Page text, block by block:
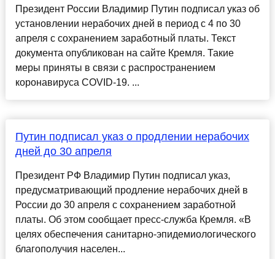
Президент России Владимир Путин подписал указ об
установлении нерабочих дней в период с 4 по 30
апреля с сохранением заработный платы. Текст
документа опубликован на сайте Кремля. Такие
меры приняты в связи с распространением
коронавируса COVID-19. ...
Путин подписал указ о продлении нерабочих
дней до 30 апреля
Президент РФ Владимир Путин подписал указ,
предусматривающий продление нерабочих дней в
России до 30 апреля с сохранением заработной
платы. Об этом сообщает пресс-служба Кремля. «В
целях обеспечения санитарно-эпидемиологического
благополучия населен...